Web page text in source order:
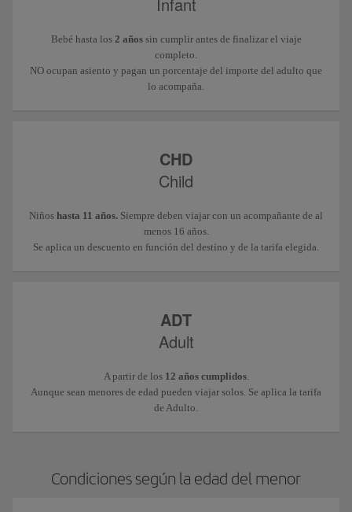
Bebé hasta los 2 añossin cumplir antes de finalizar el viaje
completo.
NO ocupan asiento y pagan un porcentaje del importe del adulto que
lo acompaña.
CHD
Child
Niños hasta 11 años. Siempre deben viajar con un acompañante de al
menos 16 años.
Se aplica un descuento en función del destino y de la tarifa elegida.
ADT
Adult
A partir de los 12 años cumplidos.
Aunque sean menores de edad pueden viajar solos. Se aplica la tarifa
de Adulto.
Condiciones según la edad del menor